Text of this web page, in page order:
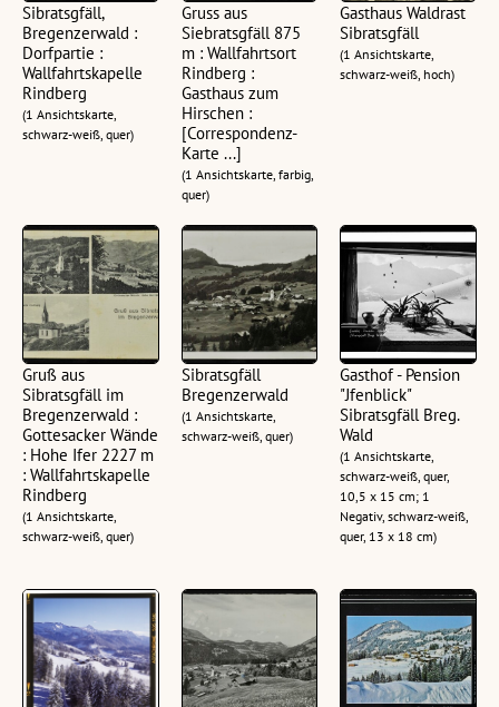
Sibratsgfäll,
Bregenzerwald :
Dorfpartie :
Wallfahrtskapelle
Rindberg
(1 Ansichtskarte,
schwarz-weiß, quer)
Gruss aus
Siebratsgfäll 875
m : Wallfahrtsort
Rindberg :
Gasthaus zum
Hirschen :
[Correspondenz-
Karte ...]
(1 Ansichtskarte, farbig,
quer)
Gasthaus Waldrast
Sibratsgfäll
(1 Ansichtskarte,
schwarz-weiß, hoch)
Gruß aus
Sibratsgfäll im
Bregenzerwald :
Gottesacker Wände
: Hohe Ifer 2227 m
: Wallfahrtskapelle
Rindberg
(1 Ansichtskarte,
schwarz-weiß, quer)
Sibratsgfäll
Bregenzerwald
(1 Ansichtskarte,
schwarz-weiß, quer)
Gasthof - Pension
"Jfenblick"
Sibratsgfäll Breg.
Wald
(1 Ansichtskarte,
schwarz-weiß, quer,
10,5 x 15 cm; 1
Negativ, schwarz-weiß,
quer, 13 x 18 cm)